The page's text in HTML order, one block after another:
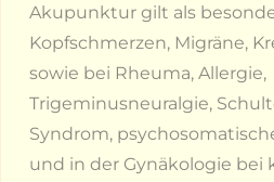
Akupunktur gilt als
Kopfschmerzen, Migräne,
sowie bei Rheuma, Allergie,
Trigeminusneuralgie,
Syndrom,
und in der Gynäkologie bei